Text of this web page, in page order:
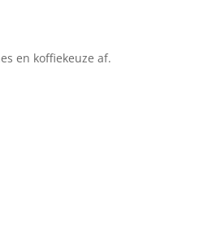
en koffiekeuze af.